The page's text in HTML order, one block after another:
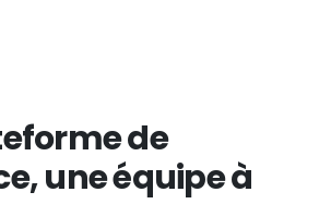
de
une équipe à